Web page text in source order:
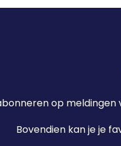
op
Bovendien kan je je